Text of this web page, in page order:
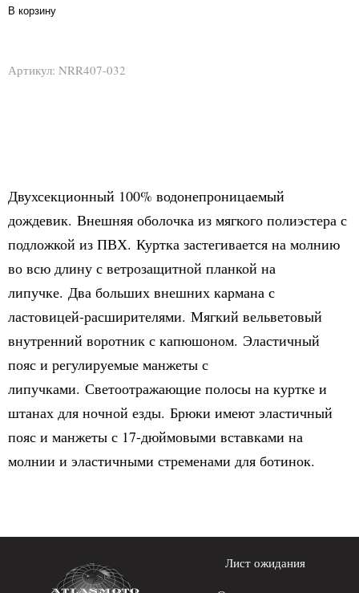
В корзину
Артикул: NRR407-032
Двухсекционный 100% водонепроницаемый
дождевик. Внешняя оболочка из мягкого полиэстера с
подложкой из ПВХ. Куртка застегивается на молнию
во всю длину с ветрозащитной планкой на
липучке. Два больших внешних кармана с
ластовицей-расширителями. Мягкий вельветовый
внутренний воротник с капюшоном. Эластичный
пояс и регулируемые манжеты с
липучками. Светоотражающие полосы на куртке и
штанах для ночной езды. Брюки имеют эластичный
пояс и манжеты с 17-дюймовыми вставками на
молнии и эластичными стременами для ботинок.
Лист ожидания